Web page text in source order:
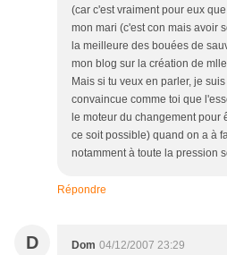
(car c'est vraiment pour eux
mon mari (c'est con mais avoir
la meilleure des bouées de
mon blog sur la création de
Mais si tu veux en parler, je
convaincue comme toi que
le moteur du changement pour
ce soit possible) quand on a à
notamment à toute la pression
Répondre
D Dom 04/12/2007 23:29